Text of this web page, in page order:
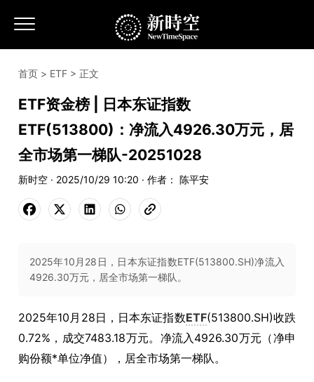
首页 > ETF > 正文
ETF资金榜 | 日本东证指数
ETF(513800)：净流入4926.30万元，居
全市场第一梯队-20251028
新时空 · 2025/10/29 10:20 · 作者： 陈平安
2025年10月28日，日本东证指数ETF(513800.SH)净流入
4926.30万元，居全市场第一梯队。
2025年10月28日，日本东证指数ETF(513800.SH)收跌
0.72%，成交7483.18万元。净流入4926.30万元（净申
购份额*单位净值），居全市场第一梯队。